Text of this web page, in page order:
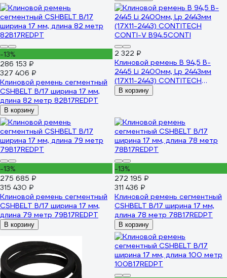
-13%
286 153 ₽
327 406 ₽
Клиновой ремень сегментный
CSHBELT B/17 ширина 17 мм,
длина 82 метр 82B17REDPT
В корзину
2 322 ₽
Клиновой ремень B 94,5 B-
2445 Li 2400мм, Lp 2443мм
(17X11-2443) CONTITECH
CONTI-V B94.5CONTI
В корзину
-13%
275 685 ₽
315 430 ₽
Клиновой ремень сегментный
CSHBELT B/17 ширина 17 мм,
длина 79 метр 79B17REDPT
В корзину
-13%
272 195 ₽
311 436 ₽
Клиновой ремень сегментный
CSHBELT B/17 ширина 17 мм,
длина 78 метр 78B17REDPT
В корзину